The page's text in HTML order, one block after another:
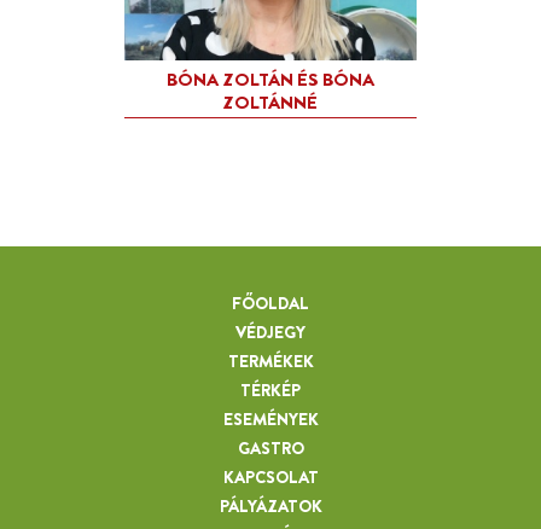
FŐOLDAL
VÉDJEGY
TERMÉKEK
TÉRKÉP
ESEMÉNYEK
GASTRO
KAPCSOLAT
PÁLYÁZATOK